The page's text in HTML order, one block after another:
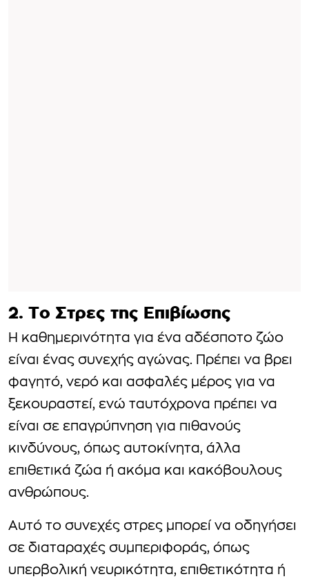
2. Το Στρες της Επιβίωσης
Η καθημερινότητα για ένα αδέσποτο ζώο
είναι ένας συνεχής αγώνας. Πρέπει να βρει
φαγητό, νερό και ασφαλές μέρος για να
ξεκουραστεί, ενώ ταυτόχρονα πρέπει να
είναι σε επαγρύπνηση για πιθανούς
κινδύνους, όπως αυτοκίνητα, άλλα
επιθετικά ζώα ή ακόμα και κακόβουλους
ανθρώπους.
Αυτό το συνεχές στρες μπορεί να οδηγήσει
σε διαταραχές συμπεριφοράς, όπως
υπερβολική νευρικότητα, επιθετικότητα ή